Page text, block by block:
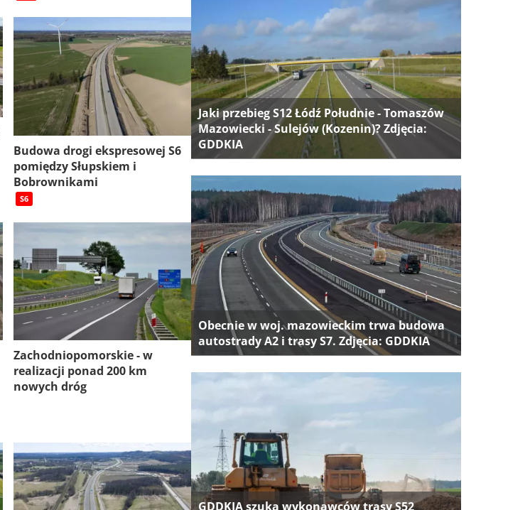
Budowa drogi ekspresowej S6
pomiędzy Słupskiem i
Bobrownikami
S6
Zachodniopomorskie - w
realizacji ponad 200 km
nowych dróg
Jaki przebieg S12 Łódź Południe - Tomaszów
Mazowiecki - Sulejów (Kozenin)? Zdjęcia:
GDDKIA
Obecnie w woj. mazowieckim trwa budowa
autostrady A2 i trasy S7. Zdjęcia: GDDKIA
GDDKIA szuka wykonawców trasy S52